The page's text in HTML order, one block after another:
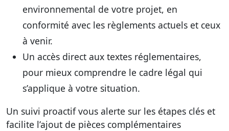
environnemental de votre projet, en
conformité avec les règlements actuels et ceux
à venir.
Un accès direct aux textes réglementaires,
pour mieux comprendre le cadre légal qui
s’applique à votre situation.
Un suivi proactif vous alerte sur les étapes clés et
facilite l’ajout de pièces complémentaires